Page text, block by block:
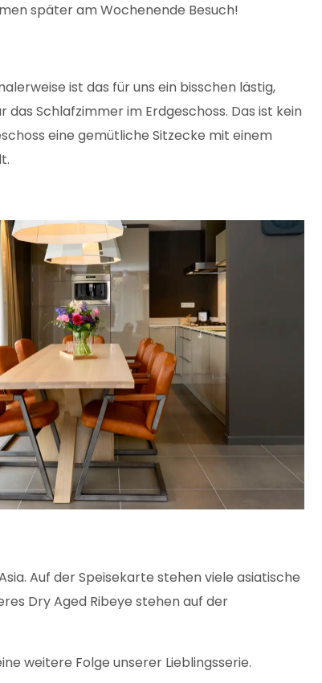
später am Wochenende Besuch!
ist das für uns ein bisschen lästig,
Schlafzimmer im Erdgeschoss. Das ist kein
eine gemütliche Sitzecke mit einem
Auf der Speisekarte stehen viele asiatische
Dry Aged Ribeye stehen auf der
weitere Folge unserer Lieblingsserie.